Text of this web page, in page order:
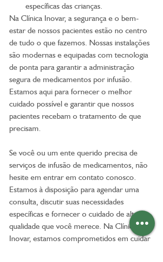
específicas das crianças.
Na Clínica Inovar, a segurança e o bem-
estar de nossos pacientes estão no centro
de tudo o que fazemos. Nossas instalações
são modernas e equipadas com tecnologia
de ponta para garantir a administração
segura de medicamentos por infusão.
Estamos aqui para fornecer o melhor
cuidado possível e garantir que nossos
pacientes recebam o tratamento de que
precisam.
Se você ou um ente querido precisa de
serviços de infusão de medicamentos, não
hesite em entrar em contato conosco.
Estamos à disposição para agendar uma
consulta, discutir suas necessidades
específicas e fornecer o cuidado de alta
qualidade que você merece. Na Clínica
Inovar, estamos comprometidos em cuidar